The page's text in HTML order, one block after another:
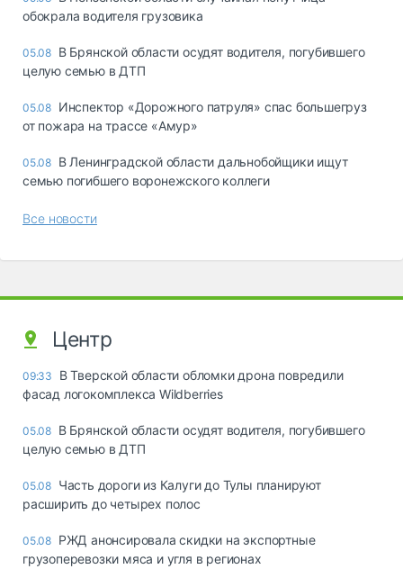
обокрала водителя грузовика
05.08 В Брянской области осудят водителя, погубившего
целую семью в ДТП
05.08 Инспектор «Дорожного патруля» спас большегруз
от пожара на трассе «Амур»
05.08 В Ленинградской области дальнобойщики ищут
семью погибшего воронежского коллеги
Все новости
Центр
09:33
В Тверской области обломки дрона повредили
фасад логокомплекса Wildberries
05.08 В Брянской области осудят водителя, погубившего
целую семью в ДТП
05.08 Часть дороги из Калуги до Тулы планируют
расширить до четырех полос
05.08 РЖД анонсировала скидки на экспортные
грузоперевозки мяса и угля в регионах